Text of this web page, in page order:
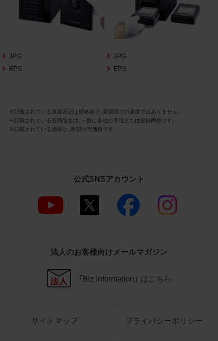
2.利用許諾
お客様は、商品写真データ利用規約に従い、
当社商品の販売活動（中古による販売の場
の報道・解説に利用する場合に限り商品写
真データを複製、送信可能化して利用でき
3.遵守事項
商品写真データの全部又は一部の譲
渡、貸与、再利用許諾、改変、著作権表
示の除去等をしないこと
商品写真データに表示されている当
当社の商品であることを特定できる
商品写真データに著作権表示、ラベ
ル、商標その他のマークがある場合、
ページ以外のサイトとのリンクとし
て利用しないこと
JPG
EPS
JPG
EPS
※記載されている速度表記は規格値で、実環境での速度ではありません。
※記載されている各商品名は、一般に各社の商標または登録商標です。
※記載されている価格は、希望小売価格です。
公式SNSアカウント
法人のお客様向けメールマガジン
「Biz Information」 はこちら
サイトマップ プライバシーポリシー